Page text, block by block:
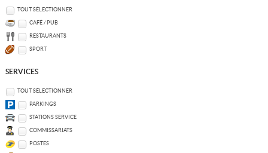
TOUT SÉLECTIONNER
CAFÉ / PUB
RESTAURANTS
SPORT
SERVICES
TOUT SÉLECTIONNER
PARKINGS
STATIONS SERVICE
COMMISSARIATS
POSTES